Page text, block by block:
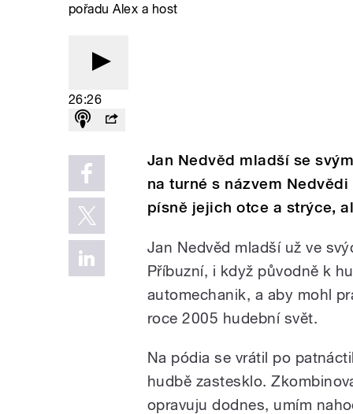
pořadu Alex a host
26:26
Jan Nedvěd mladší se
na turné s názvem
písně jejich otce a strýce,
Jan Nedvěd mladší už ve
Příbuzní, i když původně k
automechanik, a aby mohl
roce 2005 hudební svět.
Na pódia se vrátil po
hudbě zastesklo.
opravuju dodnes, umím